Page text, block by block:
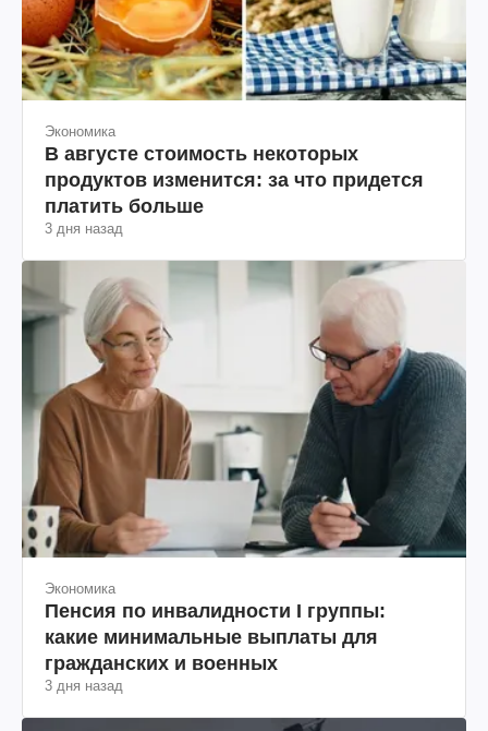
Экономика
В августе стоимость некоторых
продуктов изменится: за что придется
платить больше
3 дня назад
Экономика
Пенсия по инвалидности I группы:
какие минимальные выплаты для
гражданских и военных
3 дня назад